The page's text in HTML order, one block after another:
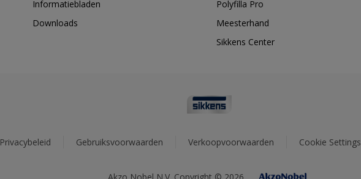
Informatiebladen
Downloads
Polyfilla Pro
Meesterhand
Sikkens Center
Privacybeleid Gebruiksvoorwaarden Verkoopvoorwaarden Cookie Settings